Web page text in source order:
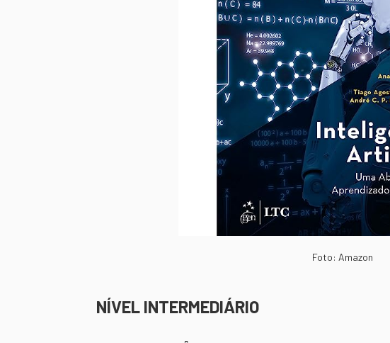
Foto: Amazon
NÍVEL INTERMEDIÁRIO